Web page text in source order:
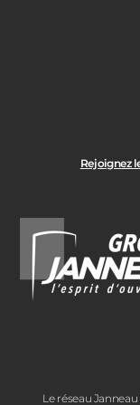
Rejoignez
Le réseau